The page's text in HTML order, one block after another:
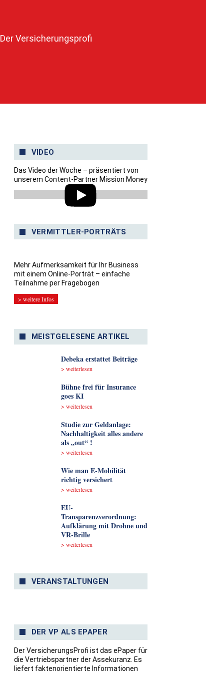
Der Versicherungsprofi
VIDEO
Das Video der Woche – präsentiert von
unserem Content-Partner Mission Money
VERMITTLER-PORTRÄTS
Mehr Aufmerksamkeit für Ihr Business
mit einem Online-Porträt – einfache
Teilnahme per Fragebogen
> weitere Infos
MEISTGELESENE ARTIKEL
Debeka erstattet Beiträge
> weiterlesen
Bühne frei für Insurance
goes KI
> weiterlesen
Studie zur Geldanlage:
Nachhaltigkeit alles andere
als „out“ !
> weiterlesen
Wie man E-Mobilität
richtig versichert
> weiterlesen
EU-
Transparenzverordnung:
Aufklärung mit Drohne und
VR-Brille
> weiterlesen
VERANSTALTUNGEN
DER VP ALS EPAPER
Der VersicherungsProfi ist das ePaper für
die Vertriebspartner der Assekuranz. Es
liefert faktenorientierte Informationen